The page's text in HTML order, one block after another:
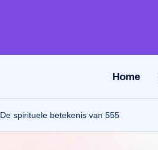
Home
De spirituele betekenis van 555